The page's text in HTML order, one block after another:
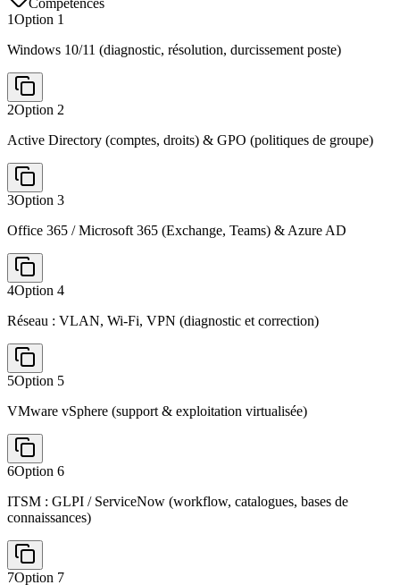
1Option 1
Windows 10/11 (diagnostic, résolution, durcissement poste)
2Option 2
Active Directory (comptes, droits) & GPO (politiques de groupe)
3Option 3
Office 365 / Microsoft 365 (Exchange, Teams) & Azure AD
4Option 4
Réseau : VLAN, Wi‑Fi, VPN (diagnostic et correction)
5Option 5
VMware vSphere (support & exploitation virtualisée)
6Option 6
ITSM : GLPI / ServiceNow (workflow, catalogues, bases de
connaissances)
7Option 7